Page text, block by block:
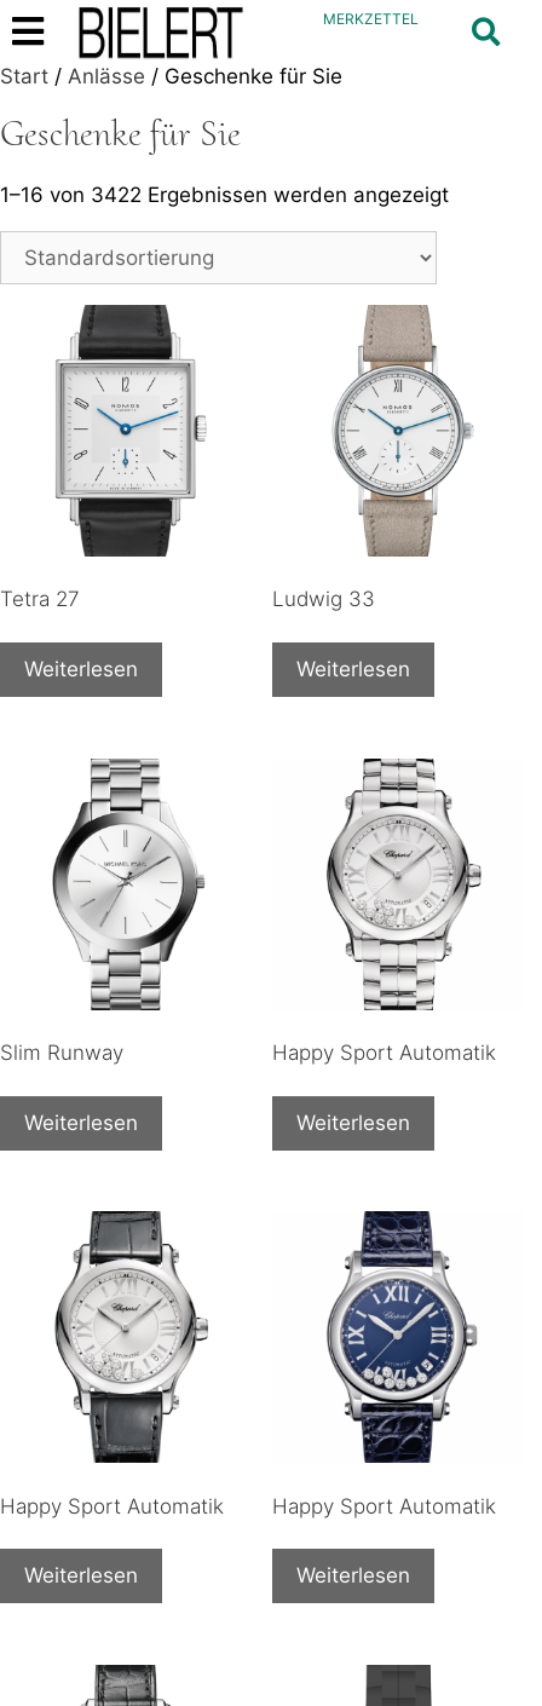
MERKZETTEL
Start / Anlässe / Geschenke für Sie
Geschenke für Sie
1–16 von 3422 Ergebnissen werden angezeigt
Tetra 27
Weiterlesen
Ludwig 33
Weiterlesen
Slim Runway
Weiterlesen
Happy Sport Automatik
Weiterlesen
Happy Sport Automatik
Weiterlesen
Happy Sport Automatik
Weiterlesen